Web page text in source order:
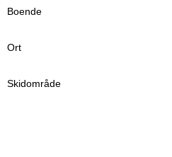
Boende
Ort
Skidområde